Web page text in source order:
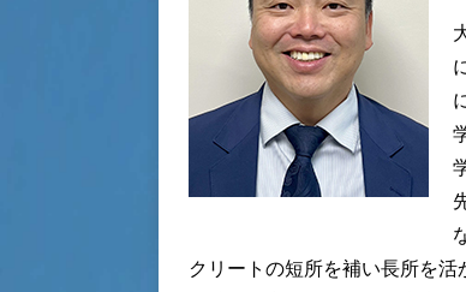
クリートの短所を補い長所を